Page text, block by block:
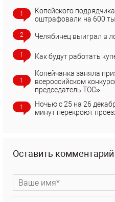
1
Копейского
оштрафовали на 600
2 Челябинец выиграл в
1 Как будут работать
1
Копейчанка заняла
всероссийском
председатель ТОС»
1
Ночью с 25 на 26
минут перекроют
Оставить комментарий